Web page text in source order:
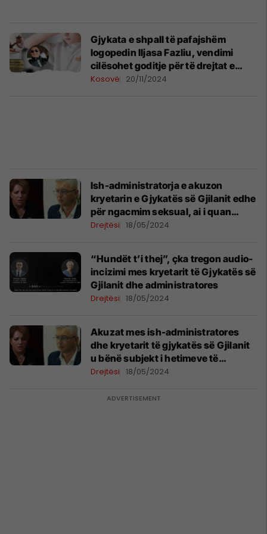
Gjykata e shpall të pafajshëm
logopedin Iljasa Fazliu, vendimi
cilësohet goditje për të drejtat e
fëmijëve
Kosovë 20/11/2024
Ish-administratorja e akuzon
kryetarin e Gjykatës së Gjilanit edhe
për ngacmim seksual, ai i quan
çmenduri shpifjesh
Drejtësi 18/05/2024
“Hundët t’i thej”, çka tregon audio-
incizimi mes kryetarit të Gjykatës së
Gjilanit dhe administratores
Drejtësi 18/05/2024
Akuzat mes ish-administratores
dhe kryetarit të gjykatës së Gjilanit
u bënë subjekt i hetimeve të
Prokurorisë Specilale
Drejtësi 18/05/2024